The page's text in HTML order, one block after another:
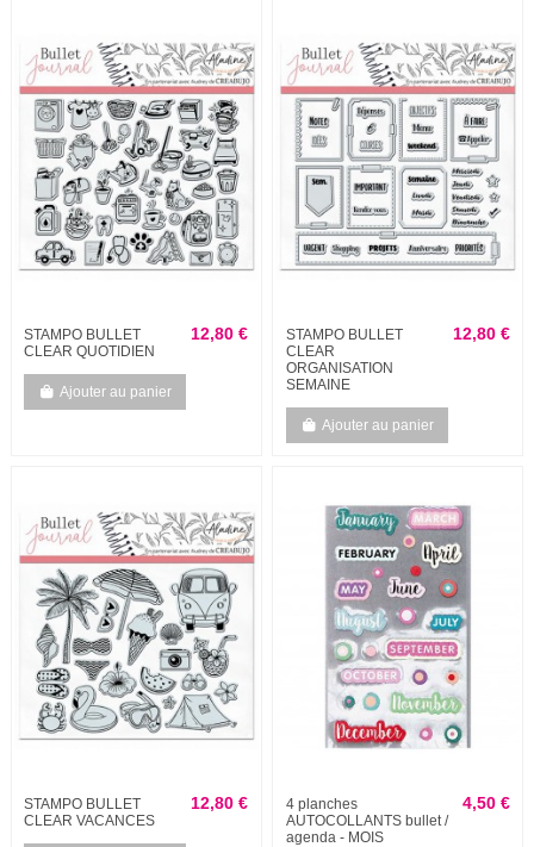
STAMPO BULLET
CLEAR QUOTIDIEN
12,80 €
Ajouter au panier
STAMPO BULLET
CLEAR
ORGANISATION
SEMAINE
12,80 €
Ajouter au panier
STAMPO BULLET
CLEAR VACANCES
12,80 €
4 planches
AUTOCOLLANTS bullet /
agenda - MOIS
4,50 €